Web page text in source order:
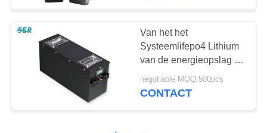
RC autobatterij
10
Van het het
Systeemlifepo4 Lithium
van de energieopslag de
Batterij72v 30Ah 40Ah
50Ah 60Ah 100Ah Hoge
negotiable MOQ:500pcs
CONTACT